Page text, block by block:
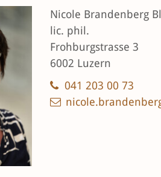
Nicole Brandenberg
lic. phil.
Frohburgstrasse 3
6002 Luzern
041 203 00 73